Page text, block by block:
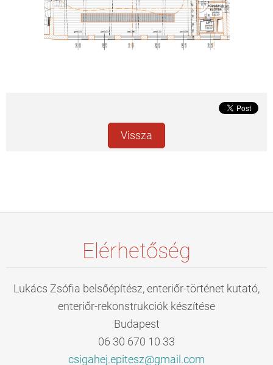
Vissza
Elérhetőség
Lukács Zsófia belsőépítész, enteriőr-történet kutató,
enteriőr-rekonstrukciók készítése
Budapest
06 30 670 10 33
csigahej.epitesz@gmail.com